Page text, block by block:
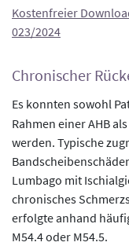
Kostenfreier
023/2024
Chronischer
Es konnten sowohl
Rahmen einer AHB
werden. Typische
Lumbago mit
chronisches
erfolgte anhand
M54.4 oder M54.5.